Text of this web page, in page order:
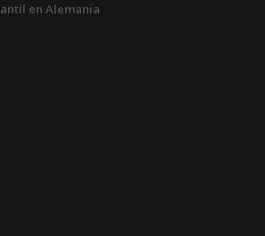
en Alemania